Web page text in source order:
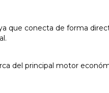
que conecta de forma
del principal motor